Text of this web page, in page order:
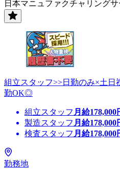
日本マニュファクチャリングサ
組立スタッフ>>日勤のみ×土日
勤OK◎
組立スタッフ 月給178,000
製造スタッフ 月給178,000
検査スタッフ 月給178,000
勤務地